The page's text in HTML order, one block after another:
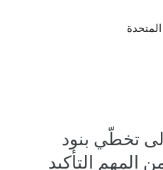
المتحدة
تخطّي بنود
المهم التأكيد